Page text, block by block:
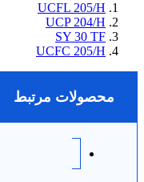
UCFL 205/H
UCP 204/H
SY 30 TF
UCFC 205/H
محصولات مرتبط